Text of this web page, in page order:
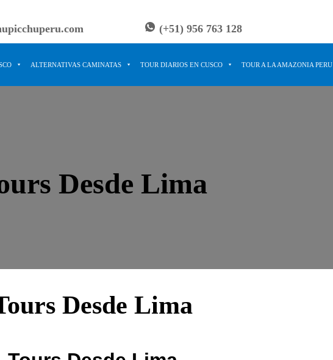
(+51) 956 763 128
ALTERNATIVAS CAMINATAS TOUR DIARIOS EN CUSCO TOUR A LA AMAZONIA PERU
Desde Lima
Desde Lima